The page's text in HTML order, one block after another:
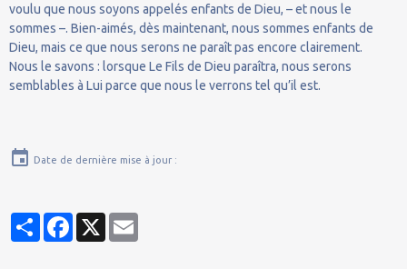
voulu que nous soyons appelés enfants de Dieu, – et nous le
sommes –. Bien-aimés, dès maintenant, nous sommes enfants de
Dieu, mais ce que nous serons ne paraît pas encore clairement.
Nous le savons : lorsque Le Fils de Dieu paraîtra, nous serons
semblables à Lui parce que nous le verrons tel qu’il est.
Date de dernière mise à jour :
PartagerFacebook
X